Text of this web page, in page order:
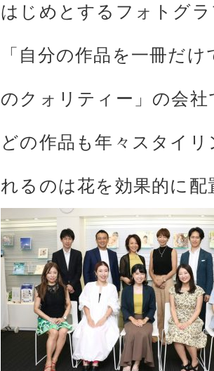
はじめとするフォトグ
「自分の作品を一冊だ
のクォリティー」の会社
どの作品も年々スタイ
れるのは花を効果的に